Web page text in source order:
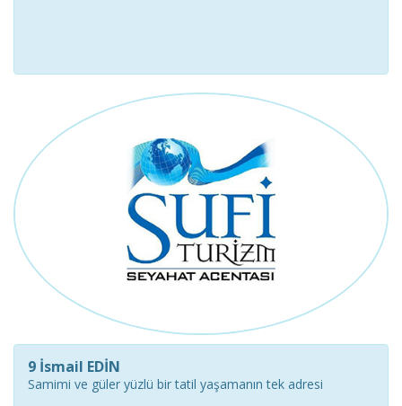
9 İsmail EDİN
Samimi ve güler yüzlü bir tatil yaşamanın tek adresi